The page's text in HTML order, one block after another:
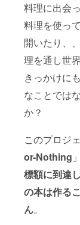
料理に出会
料理を使っ
開いたり、
理を通し世
きっかけに
なことでは
か？
このプロジ
or-Nothing
標額に到達
の本は作る
ん。